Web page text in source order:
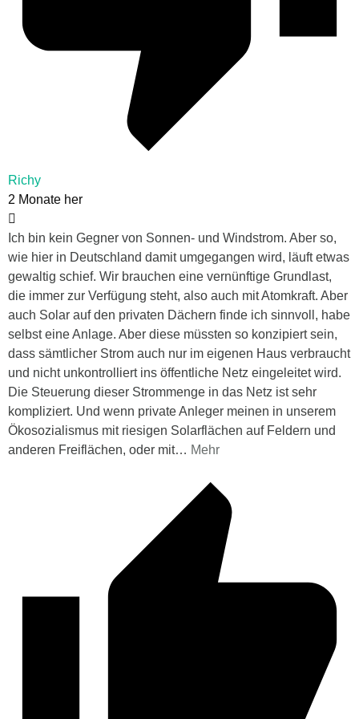
Richy
2 Monate her
Ich bin kein Gegner von Sonnen- und Windstrom. Aber so,
wie hier in Deutschland damit umgegangen wird, läuft etwas
gewaltig schief. Wir brauchen eine vernünftige Grundlast,
die immer zur Verfügung steht, also auch mit Atomkraft. Aber
auch Solar auf den privaten Dächern finde ich sinnvoll, habe
selbst eine Anlage. Aber diese müssten so konzipiert sein,
dass sämtlicher Strom auch nur im eigenen Haus verbraucht
und nicht unkontrolliert ins öffentliche Netz eingeleitet wird.
Die Steuerung dieser Strommenge in das Netz ist sehr
kompliziert. Und wenn private Anleger meinen in unserem
Ökosozialismus mit riesigen Solarflächen auf Feldern und
anderen Freiflächen, oder mit… Mehr